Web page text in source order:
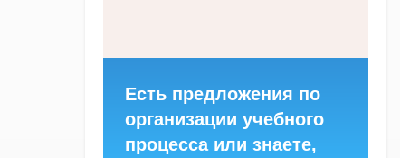
Есть предложения по
организации учебного
процесса или знаете,